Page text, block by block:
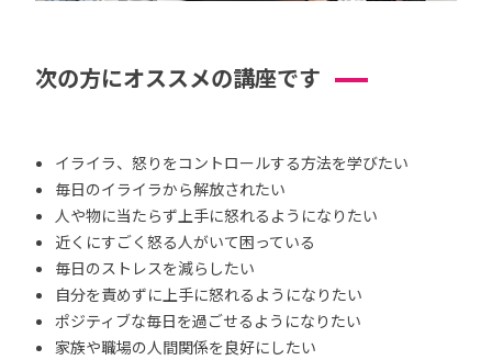
次の方にオススメの講座です
イライラ、怒りをコントロールする方法を学びたい
毎日のイライラから解放されたい
人や物に当たらず上手に怒れるようになりたい
近くにすごく怒る人がいて困っている
毎日のストレスを減らしたい
自分を責めずに上手に怒れるようになりたい
ポジティブな毎日を過ごせるようになりたい
家族や職場の人間関係を良好にしたい